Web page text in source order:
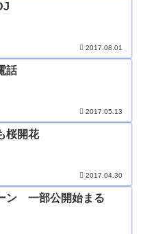
2017.08.01
話
2017.05.13
桜開花
2017.04.30
ン 一部公開始まる